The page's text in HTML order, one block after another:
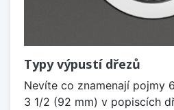
Typy výpustí dřezů
Nevíte co znamenají pojmy
3 1/2 (92 mm) v popiscích